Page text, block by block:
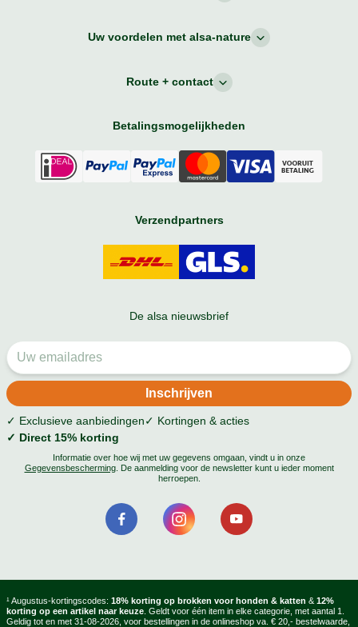
Uw voordelen met alsa-nature
Route + contact
Betalingsmogelijkheden
Verzendpartners
De alsa nieuwsbrief
✓ Exclusieve aanbiedingen✓ Kortingen & acties
✓ Direct 15% korting
Informatie over hoe wij met uw gegevens omgaan, vindt u in onze
Gegevensbescherming. De aanmelding voor de newsletter kunt u ieder moment
herroepen.
¹ Augustus-kortingscodes: 18% korting op brokken voor honden & katten & 12%
korting op een artikel naar keuze . Geldt voor één item in elke categorie, met aantal 1.
Geldig tot en met 31-08-2026, voor bestellingen in de onlineshop va. € 20,- bestelwaarde,